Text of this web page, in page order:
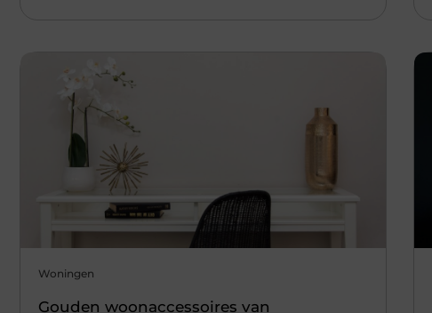
Woningen
Gouden woonaccessoires van